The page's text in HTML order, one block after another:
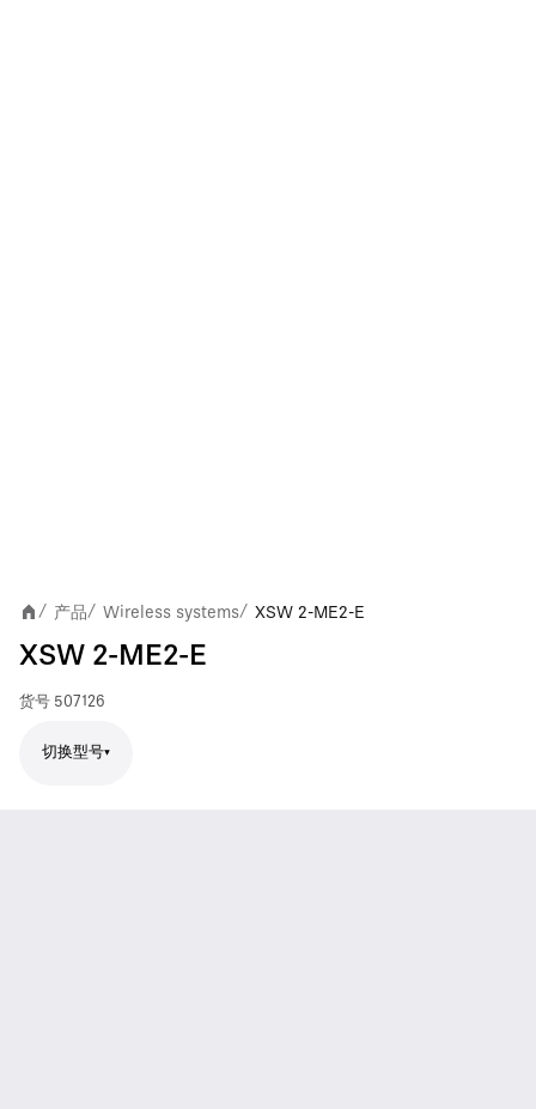
/ 产品/ Wireless systems/ XSW 2-ME2-E
XSW 2-ME2-E
货号 507126
切换型号